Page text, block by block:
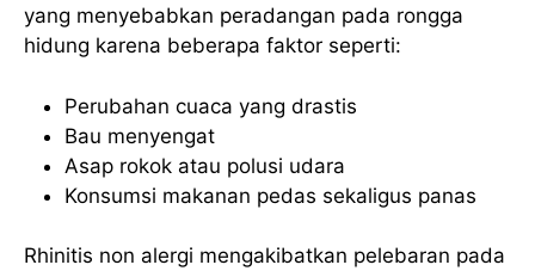
yang menyebabkan peradangan pada rongga
hidung karena beberapa faktor seperti:
Perubahan cuaca yang drastis
Bau menyengat
Asap rokok atau polusi udara
Konsumsi makanan pedas sekaligus panas
Rhinitis non alergi mengakibatkan pelebaran pada